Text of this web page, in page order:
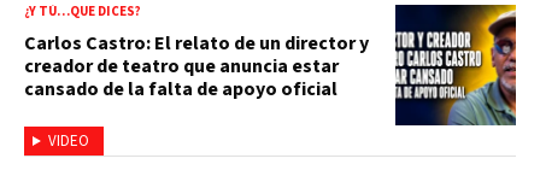
VIDEO
¿Y TÚ…QUE DICES?
Carlos Castro: El relato de un director y
creador de teatro que anuncia estar
cansado de la falta de apoyo oficial